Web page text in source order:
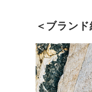
＜ブラン